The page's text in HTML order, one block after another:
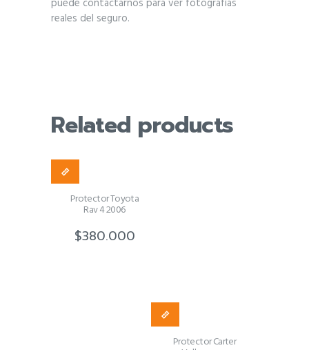
puede contactarnos para ver fotografías
reales del seguro.
Related products
Protector Toyota
Rav 4 2006
$380.000
Protector Carter